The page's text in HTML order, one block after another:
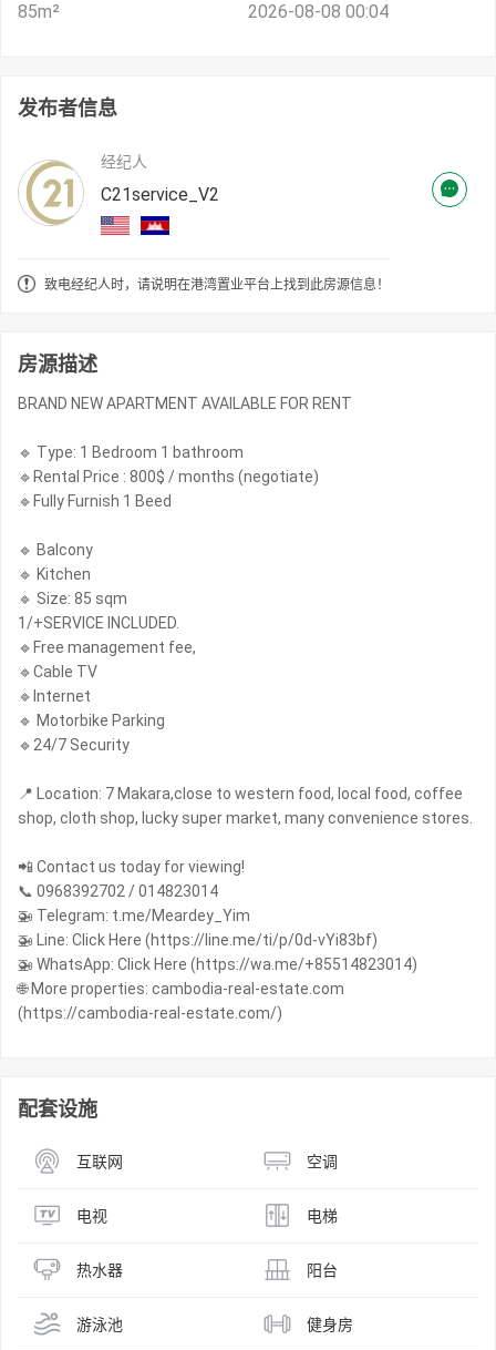
85m²
2026-08-08 00:04
发布者信息
经纪人
C21service_V2
致电经纪人时，请说明在港湾置业平台上找到此房源信息！
房源描述
BRAND NEW APARTMENT AVAILABLE FOR RENT
🔹 Type: 1 Bedroom 1 bathroom
🔹Rental Price : 800$ / months (negotiate)
🔹Fully Furnish 1 Beed
🔹 Balcony
🔹 Kitchen
🔹 Size: 85 sqm
1/+SERVICE INCLUDED.
🔹Free management fee,
🔹Cable TV
🔹Internet
🔹 Motorbike Parking
🔹24/7 Security
📍 Location: 7 Makara,close to western food, local food, coffee
shop, cloth shop, lucky super market, many convenience stores.
📲 Contact us today for viewing!
📞 0968392702 / 014823014
🚁 Telegram: t.me/Meardey_Yim
🚁 Line: Click Here (https://line.me/ti/p/0d-vYi83bf)
🚁 WhatsApp: Click Here (https://wa.me/+85514823014)
🌐 More properties: cambodia-real-estate.com
(https://cambodia-real-estate.com/)
配套设施
互联网 空调
电视 电梯
热水器 阳台
游泳池 健身房